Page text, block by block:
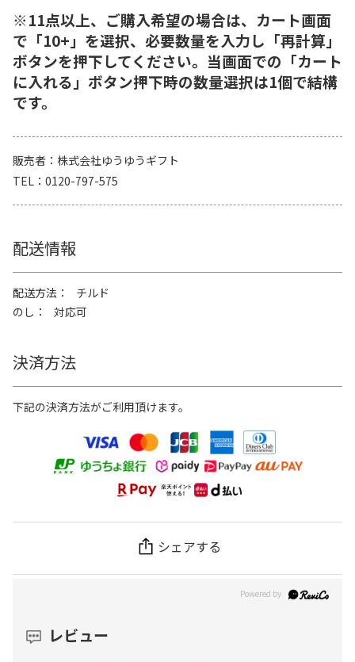
※11点以上、ご購入希望の場合は、カート画面
で「10+」を選択、必要数量を入力し「再計算」
ボタンを押下してください。当画面での「カート
に入れる」ボタン押下時の数量選択は1個で結構
です。
販売者
株式会社ゆうゆうギフト
TEL
0120-797-575
配送情報
配送方法
チルド
のし
対応可
決済方法
下記の決済方法がご利用頂けます。
シェアする
レビュー